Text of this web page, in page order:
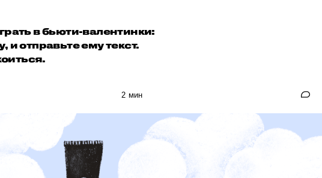
в бьюти-валентинки:
и отправьте ему текст.
2 мин